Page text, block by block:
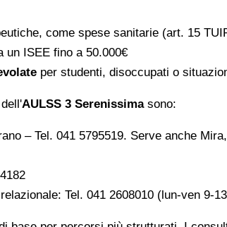
come spese sanitarie (art. 15
un ISEE fino a 50.000€
per studenti, disoccupati o
AULSS 3 Serenissimasono:
– Tel. 041 5795519. Serve anche
Tel. 041 2608010 (lun-ven 9-